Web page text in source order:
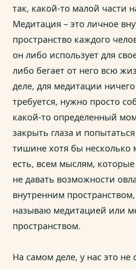
так, какой-то малой части
Медитация – это личное
пространство каждого
он либо использует для
либо бегает от него всю
деле, для медитации
требуется, нужно просто
какой-то определенный
закрыть глаза и
тишине хотя бы несколько
есть, всем мыслям,
не давать возможности
внутренним
называю медитацией или
пространством.
На самом деле, у нас это не